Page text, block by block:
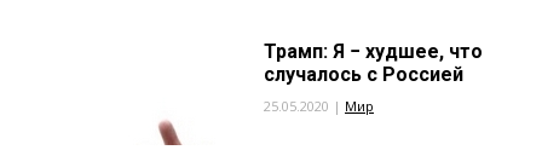
Трамп: Я − худшее, что
случалось с Россией
25.05.2020 | Мир